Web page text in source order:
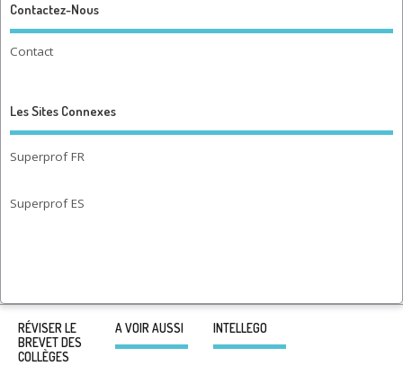
Contactez-Nous
Contact
Les Sites Connexes
Superprof FR
Superprof ES
RÉVISER LE
BREVET DES
COLLÈGES
A VOIR AUSSI INTELLEGO